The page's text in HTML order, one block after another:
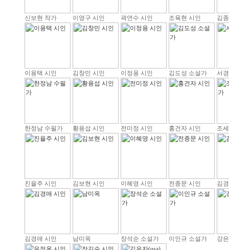
신보현 작가 이영구 시인 곽연수 시인 조육현 시인 김
이용택 시인 김창민 시인 이정용 시인 김도성 소설가 서
한정남 수필가 황용섭 시인 전미정 시인 홍건자 시인 조
진을주 시인 김보현 시인 이혜영 시인 전종문 시인 김
김경애 시인 남미옥 장석순 소설가 이인규 소설가 강